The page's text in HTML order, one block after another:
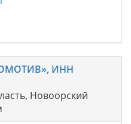
ИНН
Новоорский